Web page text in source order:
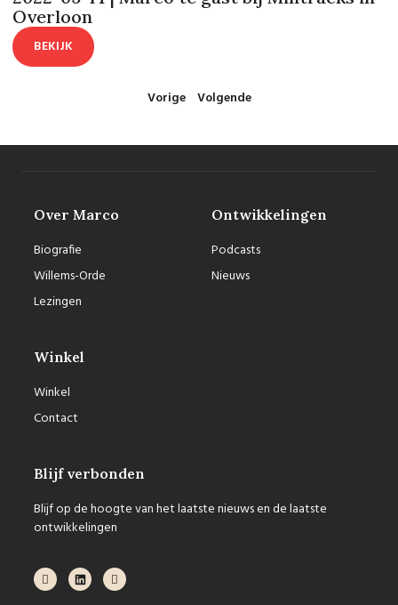
Overloon
BEKIJK
Vorige Volgende
Over Marco
Biografie
Willems-Orde
Lezingen
Ontwikkelingen
Podcasts
Nieuws
Winkel
Winkel
Contact
Blijf verbonden
Blijf op de hoogte van het laatste nieuws en de laatste
ontwikkelingen